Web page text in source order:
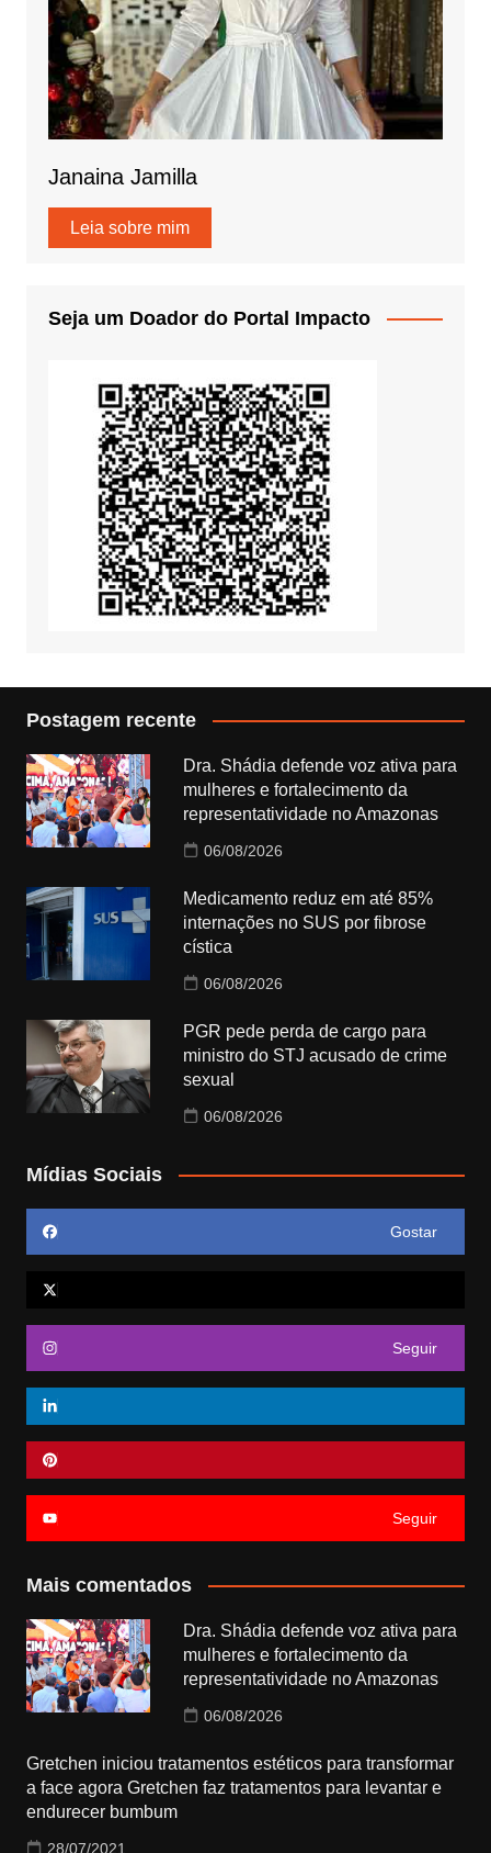
Janaina Jamilla
Leia sobre mim
Seja um Doador do Portal Impacto
Postagem recente
Dra. Shádia defende voz ativa para
mulheres e fortalecimento da
representatividade no Amazonas
06/08/2026
Medicamento reduz em até 85%
internações no SUS por fibrose
cística
06/08/2026
PGR pede perda de cargo para
ministro do STJ acusado de crime
sexual
06/08/2026
Mídias Sociais
Gostar
Seguir
Seguir
Mais comentados
Dra. Shádia defende voz ativa para
mulheres e fortalecimento da
representatividade no Amazonas
06/08/2026
Gretchen iniciou tratamentos estéticos para transformar
a face agora Gretchen faz tratamentos para levantar e
endurecer bumbum
28/07/2021